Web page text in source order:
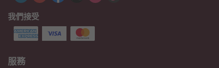
我們接受
服務